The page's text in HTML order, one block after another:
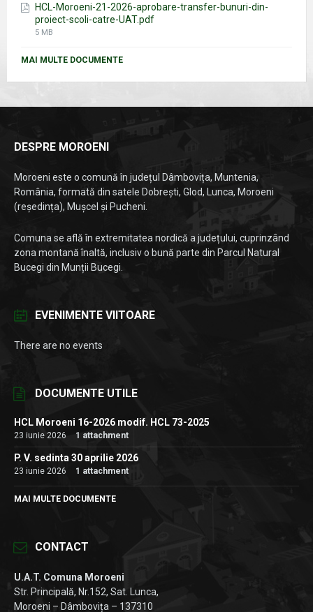
HCL-Moroeni-21-2026-aprobare-transfer-bunuri-din-
proiect-scoli-catre-UAT.pdf
File
5 MB
MAI MULTE DOCUMENTE
DESPRE MOROENI
Moroeni este o comună în județul Dâmbovița, Muntenia,
România, formată din satele Dobrești, Glod, Lunca, Moroeni
(reședința), Mușcel și Pucheni.
Comuna se află în extremitatea nordică a județului, cuprinzând
zona montană înaltă, inclusiv o bună parte din Parcul Natural
Bucegi din Munții Bucegi.
EVENIMENTE VIITOARE
There are no events
DOCUMENTE UTILE
HCL Moroeni 16-2026 modif. HCL 73-2025
23 iunie 2026 1 attachment
P. V. sedinta 30 aprilie 2026
23 iunie 2026 1 attachment
MAI MULTE DOCUMENTE
CONTACT
U.A.T. Comuna Moroeni
Str. Principală, Nr.152, Sat. Lunca,
Moroeni – Dâmbovița – 137310